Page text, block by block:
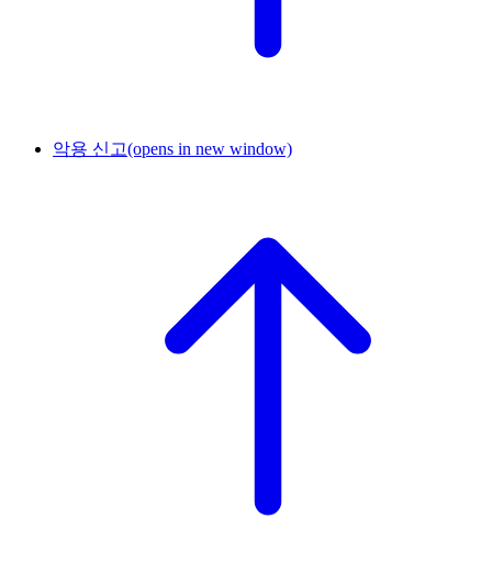
악용 신고(opens in new window)